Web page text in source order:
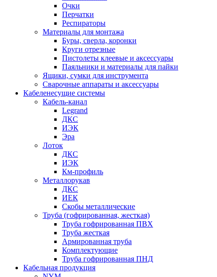
Очки
Перчатки
Респираторы
Материалы для монтажа
Буры, сверла, коронки
Круги отрезные
Пистолеты клеевые и аксессуары
Паяльники и материалы для пайки
Ящики, сумки для инструмента
Сварочные аппараты и аксессуары
Кабеленесущие системы
Кабель-канал
Legrand
ДКС
ИЭК
Эра
Лоток
ДКС
ИЭК
Км-профиль
Металлорукав
ДКС
ИЕК
Скобы металлические
Труба (гофрированная, жесткая)
Труба гофрированная ПВХ
Труба жесткая
Армированная труба
Комплектующие
Труба гофрированная ПНД
Кабельная продукция